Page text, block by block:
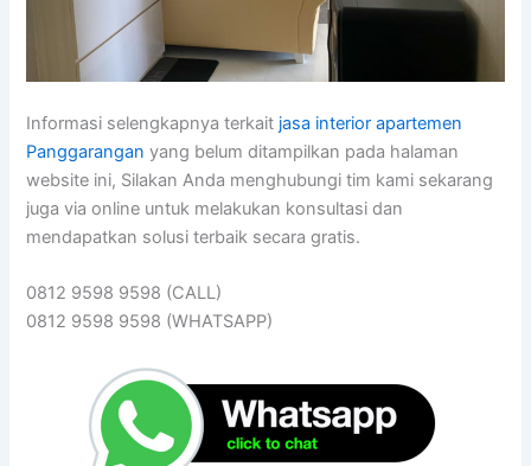
Informasi selengkapnya terkait jasa interior apartemen
Panggarangan yang belum ditampilkan pada halaman
website ini, Silakan Anda menghubungi tim kami sekarang
juga via online untuk melakukan konsultasi dan
mendapatkan solusi terbaik secara gratis.
0812 9598 9598 (CALL)
0812 9598 9598 (WHATSAPP)